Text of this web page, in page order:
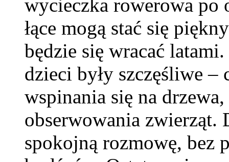
wycieczka rowerowa
łące mogą stać się
będzie się wracać
dzieci były szczęśliwe –
wspinania się na
obserwowania zwierząt.
spokojną rozmowę, bez